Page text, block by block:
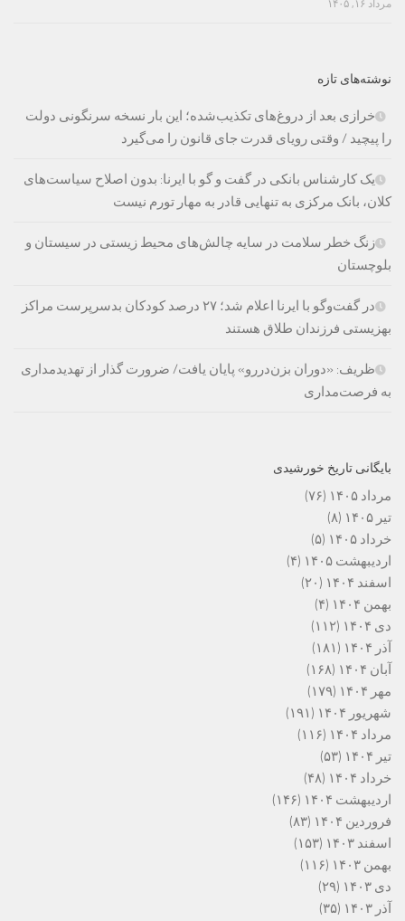
مرداد ۱۶, ۱۴۰۵
نوشته‌های تازه
خرازی بعد از دروغ‌های تکذیب‌شده؛ این بار نسخه سرنگونی دولت
را پیچید / وقتی رویای قدرت جای قانون را می‌گیرد
یک کارشناس بانکی در گفت و گو با ایرنا: بدون اصلاح سیاست‌های
کلان، بانک مرکزی به تنهایی قادر به مهار تورم نیست
زنگ خطر سلامت در سایه چالش‌های محیط زیستی در سیستان و
بلوچستان
در گفت‌وگو با ایرنا اعلام شد؛ ۲۷ درصد کودکان بدسرپرست مراکز
بهزیستی فرزندان طلاق هستند
ظریف: «دوران بزن‌دررو» پایان یافت/ ضرورت گذار از تهدیدمداری
به فرصت‌مداری
بایگانی تاریخ خورشیدی
مرداد ۱۴۰۵
(۷۶)
تیر ۱۴۰۵
(۸)
خرداد ۱۴۰۵
(۵)
اردیبهشت ۱۴۰۵
(۴)
اسفند ۱۴۰۴
(۲۰)
بهمن ۱۴۰۴
(۴)
دی ۱۴۰۴
(۱۱۲)
آذر ۱۴۰۴
(۱۸۱)
آبان ۱۴۰۴
(۱۶۸)
مهر ۱۴۰۴
(۱۷۹)
شهریور ۱۴۰۴
(۱۹۱)
مرداد ۱۴۰۴
(۱۱۶)
تیر ۱۴۰۴
(۵۳)
خرداد ۱۴۰۴
(۴۸)
اردیبهشت ۱۴۰۴
(۱۴۶)
فروردین ۱۴۰۴
(۸۳)
اسفند ۱۴۰۳
(۱۵۳)
بهمن ۱۴۰۳
(۱۱۶)
دی ۱۴۰۳
(۲۹)
آذر ۱۴۰۳
(۳۵)